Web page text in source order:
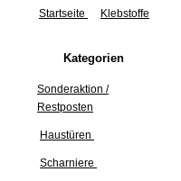
Startseite Klebstoffe
Kategorien
Sonderaktion /
Restposten
Haustüren
Scharniere